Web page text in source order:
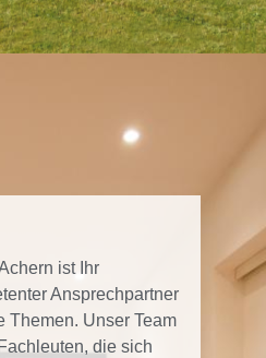
ist Ihr
Ansprechpartner
Themen. Unser Team
die sich